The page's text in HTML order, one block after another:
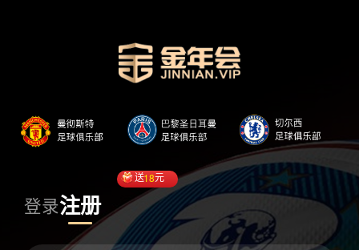
登录注册
送18元